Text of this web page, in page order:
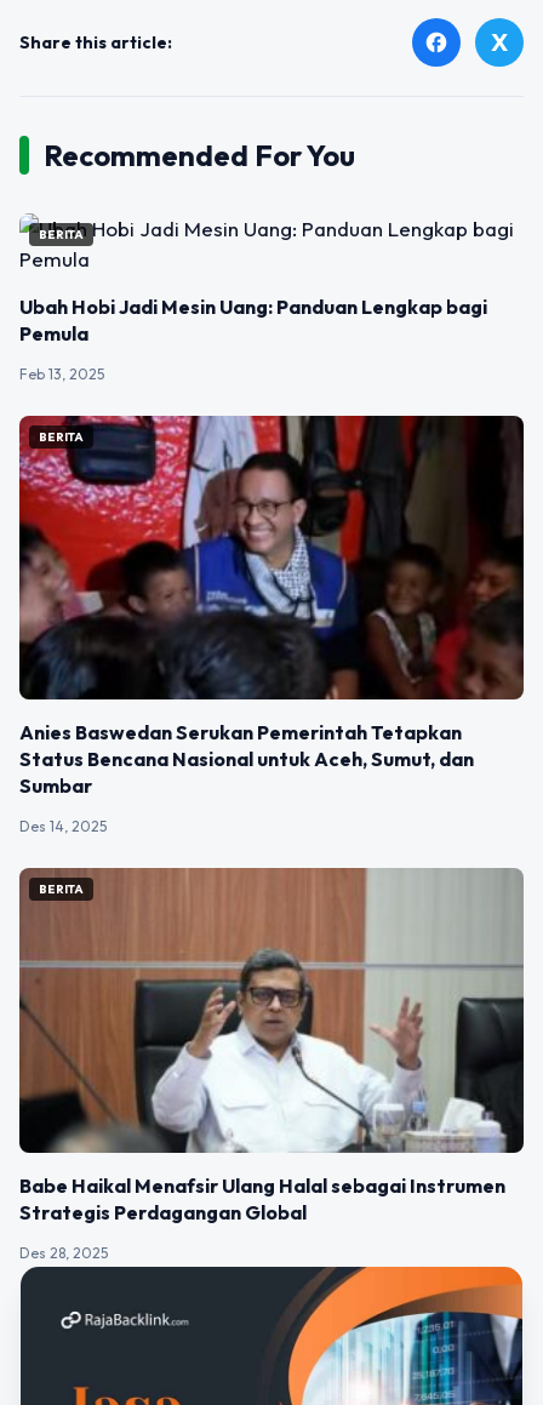
Share this article: facebook X
Recommended For You
BERITA
Ubah Hobi Jadi Mesin Uang: Panduan Lengkap bagi
Pemula
Feb 13, 2025
BERITA
Anies Baswedan Serukan Pemerintah Tetapkan
Status Bencana Nasional untuk Aceh, Sumut, dan
Sumbar
Des 14, 2025
BERITA
Babe Haikal Menafsir Ulang Halal sebagai Instrumen
Strategis Perdagangan Global
Des 28, 2025